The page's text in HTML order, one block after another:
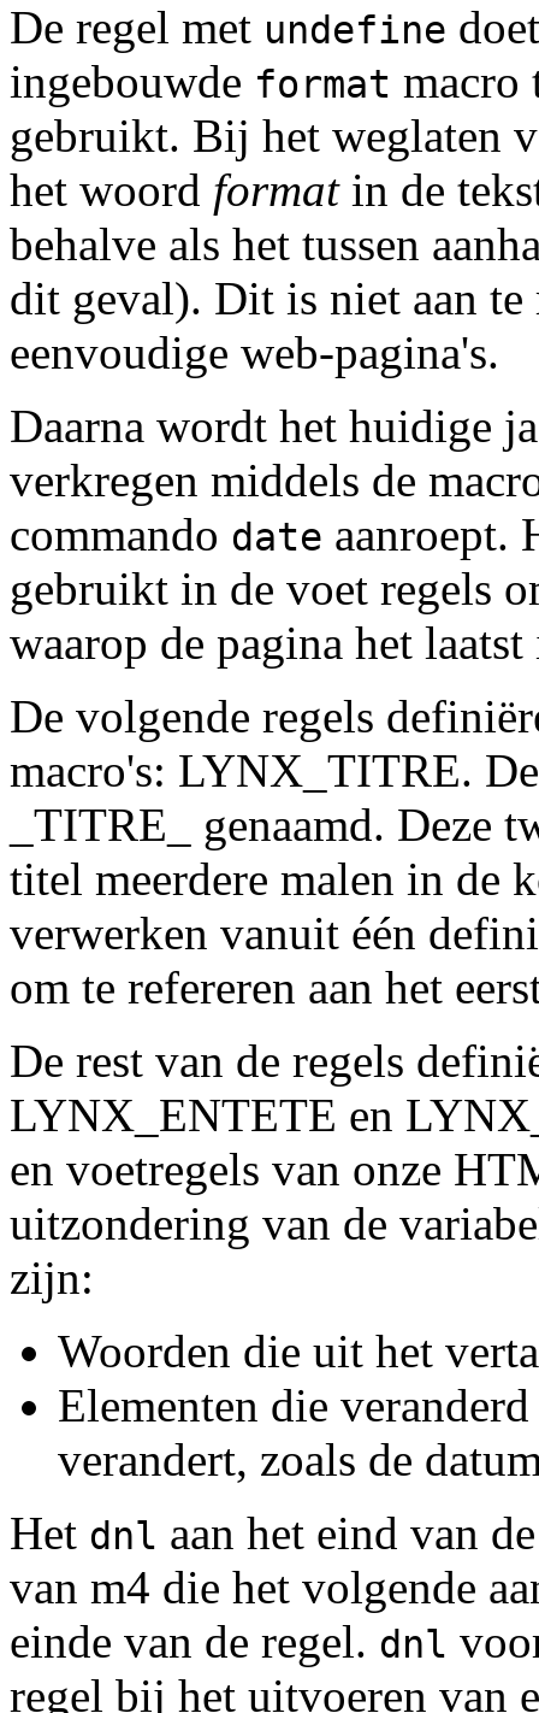
De regel met undefine
ingebouwde format macro
gebruikt. Bij het weglaten
het woord formatin de
behalve als het tussen
dit geval). Dit is niet aan te
eenvoudige web-pagina's.
Daarna wordt het huidige
verkregen middels de
commando date aanroept.
gebruikt in de voet regels
waarop de pagina het
De volgende regels
macro's: LYNX_TITRE.
_TITRE_ genaamd. Deze
titel meerdere malen in de
verwerken vanuit één
om te refereren aan het
De rest van de regels
LYNX_ENTETE en
en voetregels van onze
uitzondering van de
zijn:
Woorden die uit het
Elementen die
verandert, zoals de
Het dnl aan het eind van
van m4 die het volgende
einde van de regel. dnl
regel bij het uitvoeren van